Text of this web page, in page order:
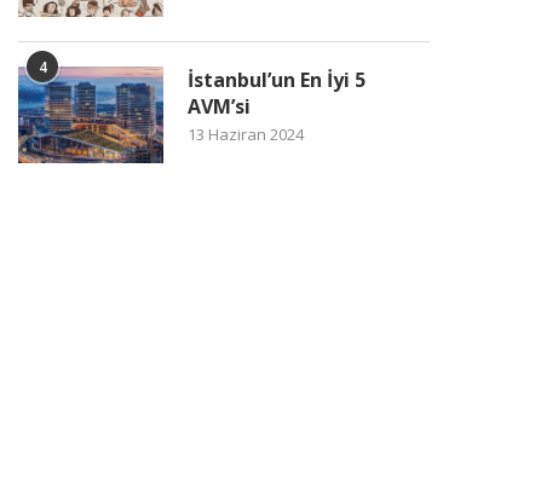
4
İstanbul’un En İyi 5
AVM’si
13 Haziran 2024